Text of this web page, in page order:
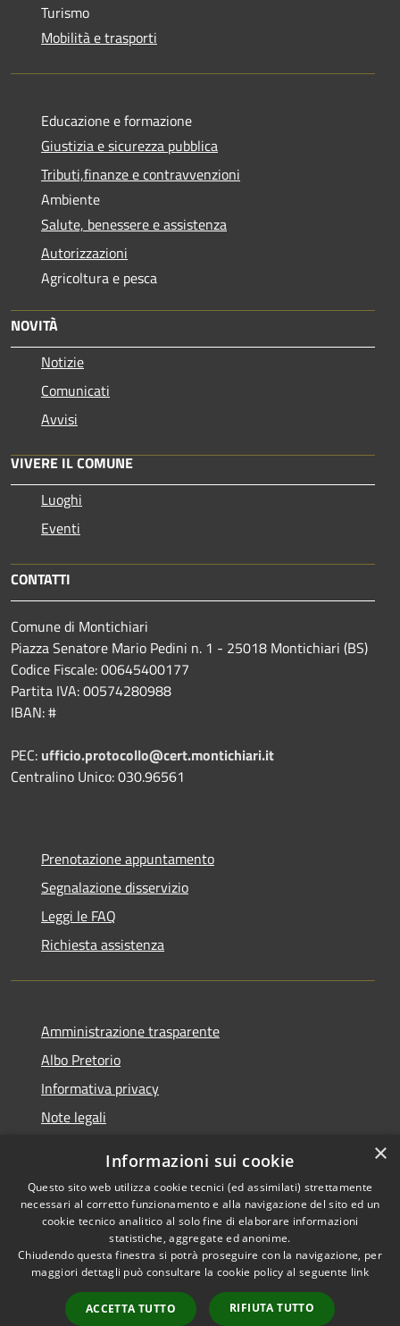
Turismo
Mobilità e trasporti
Educazione e formazione
Giustizia e sicurezza pubblica
Tributi,finanze e contravvenzioni
Ambiente
Salute, benessere e assistenza
Autorizzazioni
Agricoltura e pesca
NOVITÀ
Notizie
Comunicati
Avvisi
VIVERE IL COMUNE
Luoghi
Eventi
CONTATTI
Comune di Montichiari
Piazza Senatore Mario Pedini n. 1 - 25018 Montichiari (BS)
Codice Fiscale: 00645400177
Partita IVA: 00574280988
IBAN: #
PEC: ufficio.protocollo@cert.montichiari.it
Centralino Unico: 030.96561
Prenotazione appuntamento
Segnalazione disservizio
Leggi le FAQ
Richiesta assistenza
Amministrazione trasparente
Albo Pretorio
Informativa privacy
Note legali
Whisteblowing
RSS
Accessibilità
Copyright © 2026 • Comune di
Municipium•
Accesso
×
Informazioni sui cookie
Questo sito web utilizza cookie tecnici (ed assimilati) strettamente
necessari al corretto funzionamento e alla navigazione del sito ed un
cookie tecnico analitico al solo fine di elaborare informazioni
statistiche, aggregate ed anonime.
Chiudendo questa finestra si potrà proseguire con la navigazione, per
maggiori dettagli può consultare la cookie policy al seguente link
ACCETTA TUTTO RIFIUTA TUTTO